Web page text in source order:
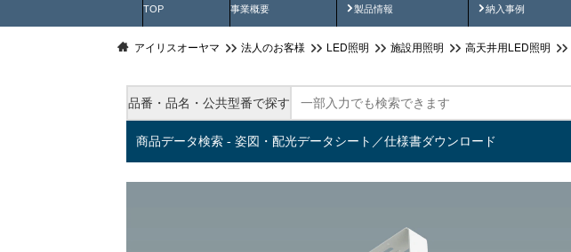
TOP 事業概要 製品情報
製品動画 納入事例
納入事例動画
アイリスオーヤマ 法人のお客様 LED照明 施設用照明 高天井用LED照明
品番・品名・公共型番で探す
商品データ検索 - 姿図・配光データシート／仕様書ダウンロード